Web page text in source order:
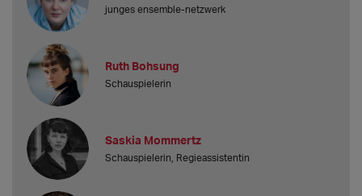
junges ensemble-netzwerk
Ruth Bohsung
Schauspielerin
Saskia Mommertz
Schauspielerin, Regieassistentin